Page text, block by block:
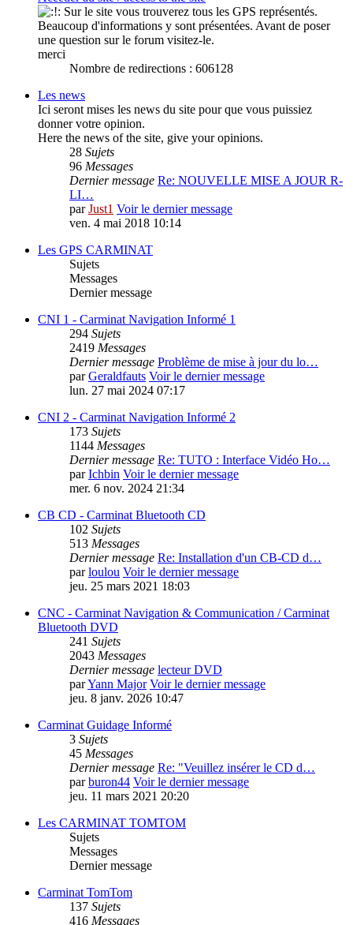
Sur le site vous trouverez tous les GPS représentés.
Beaucoup d'informations y sont présentées. Avant de poser
une question sur le forum visitez-le.
merci
Nombre de redirections : 606128
Les news
Ici seront mises les news du site pour que vous puissiez
donner votre opinion.
Here the news of the site, give your opinions.
28 Sujets
96 Messages
Dernier message Re: NOUVELLE MISE A JOUR R-
LI…
parJust1 Voir le dernier message
ven. 4 mai 2018 10:14
Les GPS CARMINAT
Sujets
Messages
Dernier message
CNI 1 - Carminat Navigation Informé 1
294 Sujets
2419 Messages
Dernier message Problème de mise à jour du lo…
parGeraldfauts Voir le dernier message
lun. 27 mai 2024 07:17
CNI 2 - Carminat Navigation Informé 2
173 Sujets
1144 Messages
Dernier message Re: TUTO : Interface Vidéo Ho…
parIchbin Voir le dernier message
mer. 6 nov. 2024 21:34
CB CD - Carminat Bluetooth CD
102 Sujets
513 Messages
Dernier message Re: Installation d'un CB-CD d…
parloulou Voir le dernier message
jeu. 25 mars 2021 18:03
CNC - Carminat Navigation & Communication / Carminat
Bluetooth DVD
241 Sujets
2043 Messages
Dernier message lecteur DVD
parYann Major Voir le dernier message
jeu. 8 janv. 2026 10:47
Carminat Guidage Informé
3 Sujets
45 Messages
Dernier message Re: "Veuillez insérer le CD d…
parburon44 Voir le dernier message
jeu. 11 mars 2021 20:20
Les CARMINAT TOMTOM
Sujets
Messages
Dernier message
Carminat TomTom
137 Sujets
416 Messages